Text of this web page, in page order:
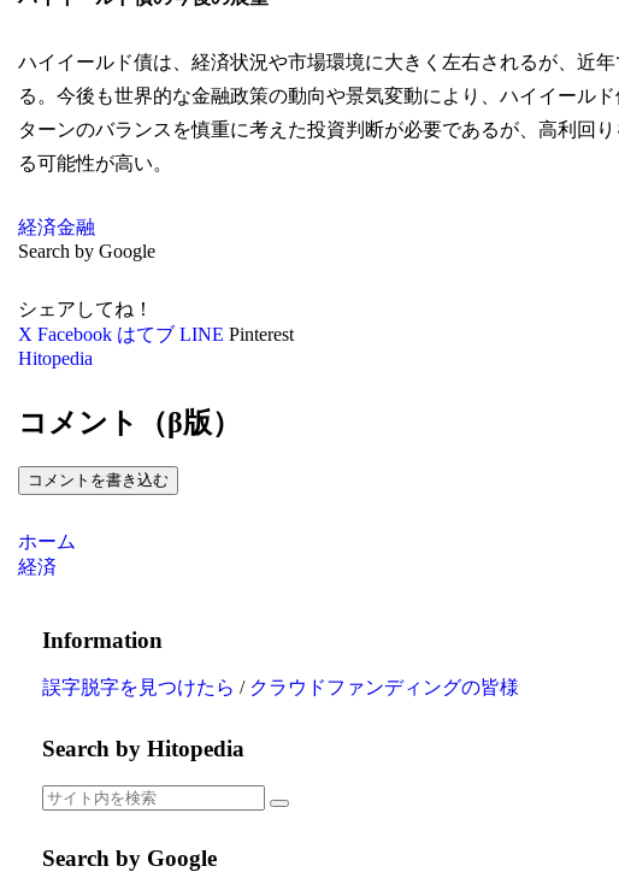
ハイイールド債は、経済状況や市場環境に大きく左右されるが、近
る。今後も世界的な金融政策の動向や景気変動により、ハイイール
ターンのバランスを慎重に考えた投資判断が必要であるが、高利回
る可能性が高い。
経済金融
Search by Google
シェアしてね！
X Facebook はてブ LINE Pinterest
Hitopedia
コメント（β版）
コメントを書き込む
ホーム
経済
Information
誤字脱字を見つけたら / クラウドファンディングの皆様
Search by Hitopedia
Search by Google